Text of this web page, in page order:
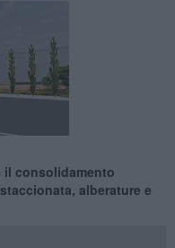
il consolidamento
alberature e